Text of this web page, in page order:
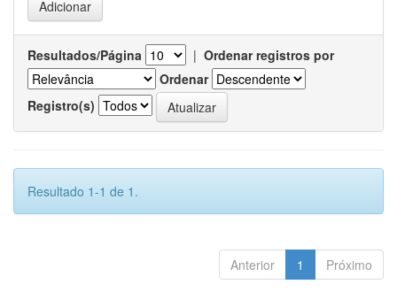
Resultados/Página | Ordenar registros por
Ordenar
Registro(s)
Resultado 1-1 de 1.
Anterior 1 Próximo